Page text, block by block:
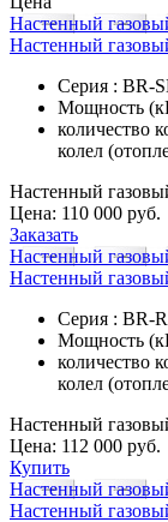
Настенный
Настенный
Серия : BR-
Мощность
количество
колел
Настенный
Цена: 110 000 руб.
Заказать
Настенный
Настенный
Серия : BR-R
Мощность
количество
колел
Настенный
Цена: 112 000 руб.
Купить
Настенный
Настенный